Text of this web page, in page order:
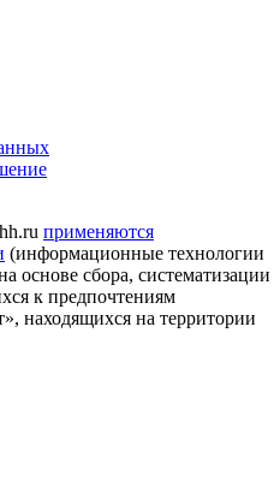
применяются
(информационные технологии
основе сбора, систематизации
к предпочтениям
находящихся на территории